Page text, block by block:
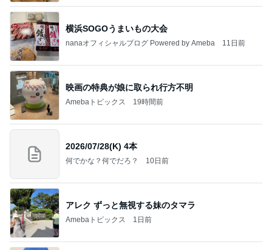
横浜SOGOうまいもの大会
nanaオフィシャルブログ Powered by Ameba 11日前
映画の特典が娘に取られ行方不明
Amebaトピックス 19時間前
2026/07/28(K) 4本
何でかな？何でだろ？ 10日前
アレク ずっと無視する妹のタマラ
Amebaトピックス 1日前